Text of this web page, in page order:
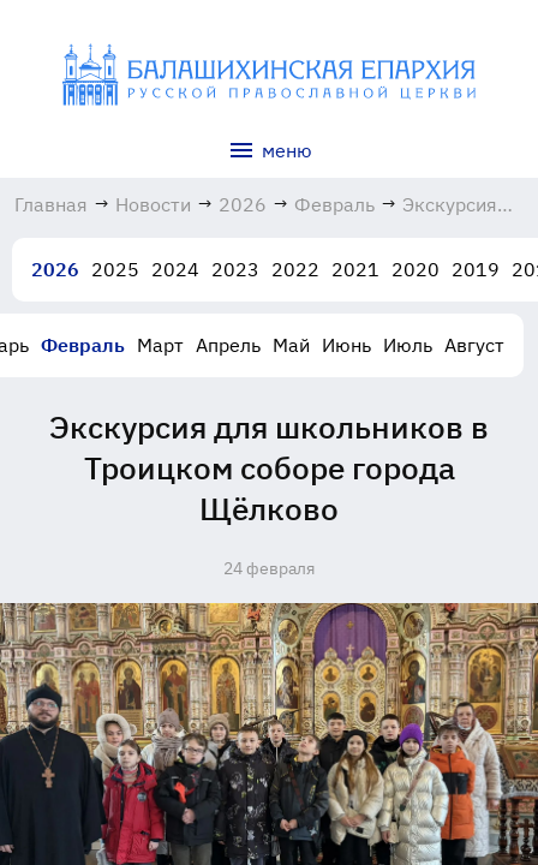
меню
Главная → Новости → 2026 → Февраль → Экскурсия
в Троицком
Щёлково
2026 2025 2024 2023 2022 2021 2020 2019
Февраль Март Апрель Май Июнь Июль Август
Экскурсия для школьников в
Троицком соборе города
Щёлково
24 февраля